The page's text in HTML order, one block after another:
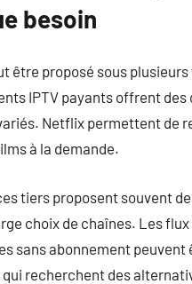
besoin
être proposé sous
IPTV payants offrent des
Netflix permettent de
à la demande.
tiers proposent souvent
choix de chaînes. Les flux
sans abonnement peuvent
qui recherchent des